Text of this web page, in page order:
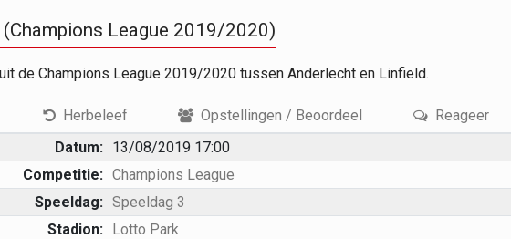
League 2019/2020)
de Champions League 2019/2020 tussen Anderlecht en Linfield.
Herbeleef Opstellingen / Beoordeel
Reageer
Datum: 13/08/2019 17:00
Competitie: Champions League
Speeldag: Speeldag 3
Stadion: Lotto Park